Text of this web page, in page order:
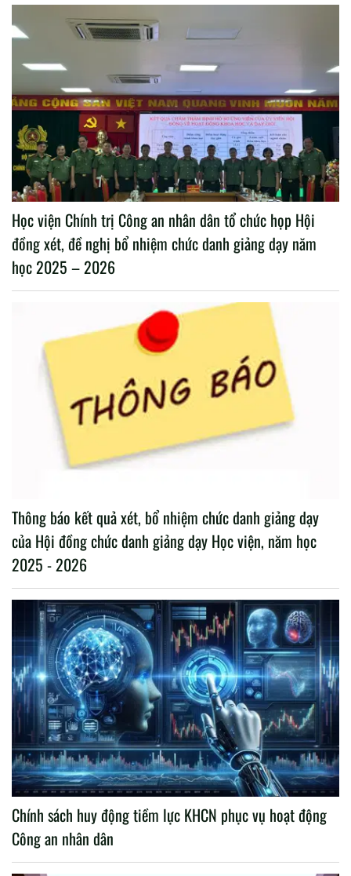
Học viện Chính trị Công an nhân dân tổ chức họp Hội
đồng xét, đề nghị bổ nhiệm chức danh giảng dạy năm
học 2025 – 2026
Thông báo kết quả xét, bổ nhiệm chức danh giảng dạy
của Hội đồng chức danh giảng dạy Học viện, năm học
2025 - 2026
Chính sách huy động tiềm lực KHCN phục vụ hoạt động
Công an nhân dân